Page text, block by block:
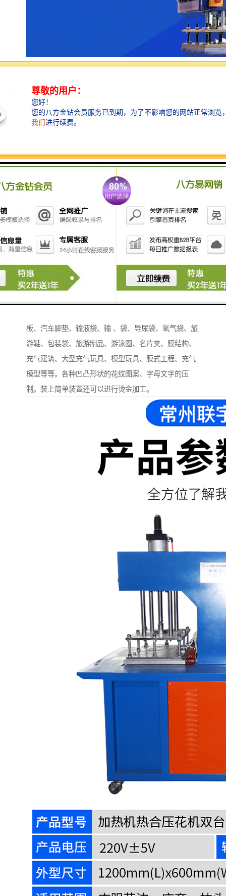
凹凸压花机广泛适用于“欢迎光临”印字地毯、救生衣、
平板电脑包、相册、笔记本、皮革、真皮压印、羊毛衫
压花、雨衣、雨裤、下水裤、雨披、充气游泳池、气
膜、张拉膜、遮阳、帐篷、膜结构伞、野战油库、索
板、汽车脚垫、输液袋、输 、袋、导尿袋、氧气袋、旅
游鞋、包装袋、旅游制品、游泳圈、名片夹、膜结构、
充气建筑、大型充气玩具、模型玩具、膜式工程、充气
模型等等。各种凹凸形状的花纹图案、字母文字的压
制。装上简单装置还可以进行烫金加工。